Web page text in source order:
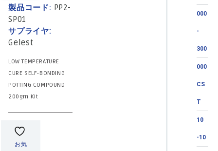
000
-
300
000
CS
T
10
-10
製品コード: PP2-
SP01
サプライヤ:
Gelest
LOW TEMPERATURE
CURE SELF-BONDING
POTTING COMPOUND
200gm Kit
お気